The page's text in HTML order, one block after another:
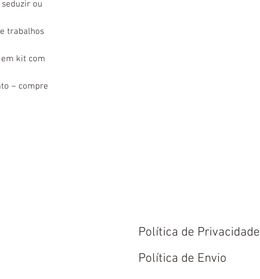
ou
trabalhos
kit com
– compre
Política de Privacidade
Política de Envio